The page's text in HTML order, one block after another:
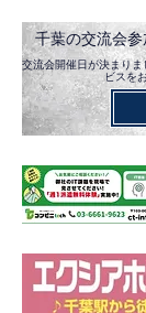
千葉の交流会
交流会開催日が決まり
ビスを